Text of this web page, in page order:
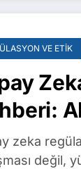
VE ETIK
zeka
değil,